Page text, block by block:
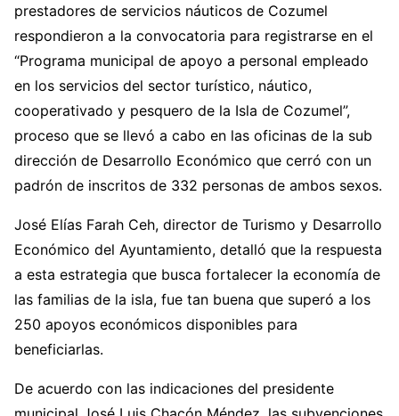
prestadores de servicios náuticos de Cozumel
respondieron a la convocatoria para registrarse en el
“Programa municipal de apoyo a personal empleado
en los servicios del sector turístico, náutico,
cooperativado y pesquero de la Isla de Cozumel”,
proceso que se llevó a cabo en las oficinas de la sub
dirección de Desarrollo Económico que cerró con un
padrón de inscritos de 332 personas de ambos sexos.
José Elías Farah Ceh, director de Turismo y Desarrollo
Económico del Ayuntamiento, detalló que la respuesta
a esta estrategia que busca fortalecer la economía de
las familias de la isla, fue tan buena que superó a los
250 apoyos económicos disponibles para
beneficiarlas.
De acuerdo con las indicaciones del presidente